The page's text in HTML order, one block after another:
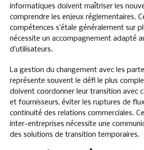
informatiques doivent maîtriser les
comprendre les enjeux réglementaires.
compétences s’étale généralement sur
nécessite un accompagnement adapté
d’utilisateurs.
La gestion du changement avec les
représente souvent le défi le plus
doivent coordonner leur transition avec
et fournisseurs, éviter les ruptures de
continuité des relations commerciales.
inter-entreprises nécessite une
des solutions de transition temporaires.